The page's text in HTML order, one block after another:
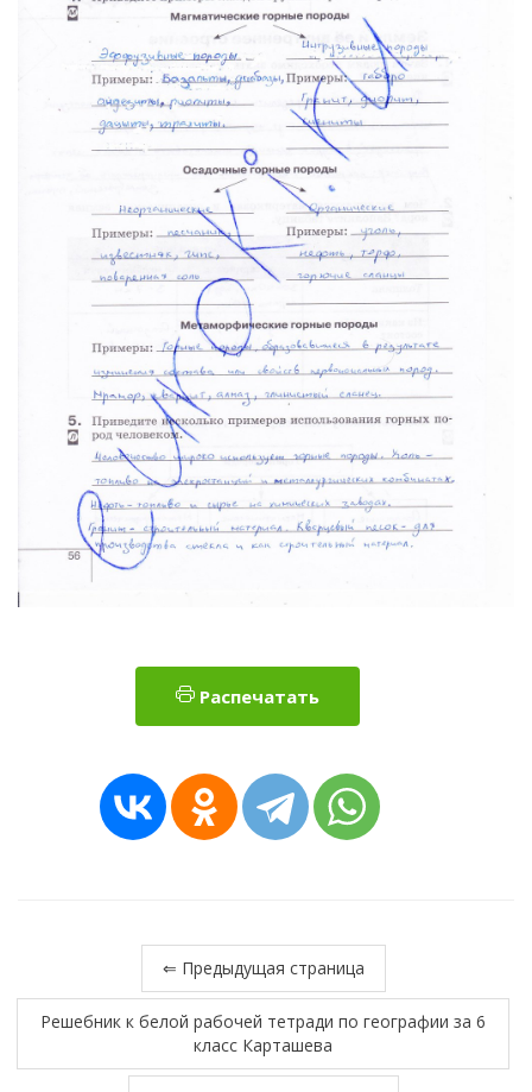
Распечатать
⇐ Предыдущая страница
Решебник к белой рабочей тетради по географии за 6
класс Карташева